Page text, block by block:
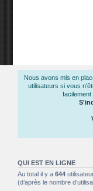
Nous avons mis en
utilisateurs si vous
QUI EST EN LIGNE
Au total il y a644
(d’après le nombre